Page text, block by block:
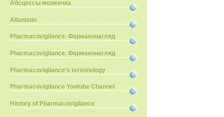
Абсцессы мозжечка
Allantioin
Pharmacovigilance. Фармаконагляд
Pharmacovigilance. Фармаконагляд
Pharmacovigilance's terminology
Pharmacovigilance Youtube Channel
History of Pharmacovigilance